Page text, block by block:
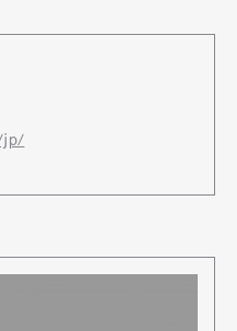
jp/